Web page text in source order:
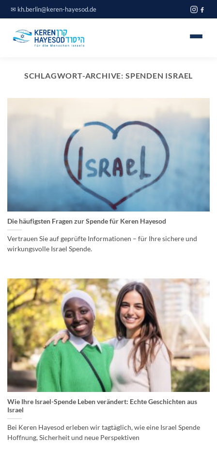
Zum
Inhalt
springen
✉ kh.berlin@keren-hayesod.de
Kontakt
♥ Jetzt spenden
SCHLAGWORT-ARCHIVE: SPENDEN ISRAEL
Die häufigsten Fragen zur Spende für Keren Hayesod
Vertrauen Sie auf geprüfte Informationen – für Ihre sichere und
wirkungsvolle Israel Spende.
Wie Ihre Israel-Spende Leben verändert: Echte Geschichten aus
Israel
Bei Keren Hayesod erleben wir tagtäglich, wie eine Israel Spende
Hoffnung, Sicherheit und neue Perspektiven